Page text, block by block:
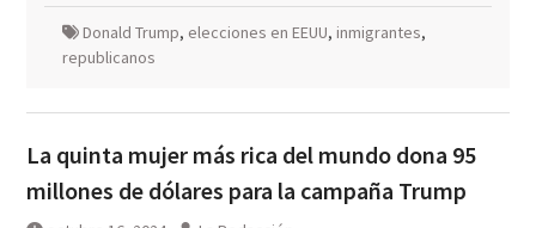
Donald Trump, elecciones en EEUU, inmigrantes,
republicanos
La quinta mujer más rica del mundo dona 95
millones de dólares para la campaña Trump